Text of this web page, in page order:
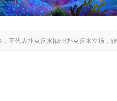
，不代表扑克反水|德州扑克反水立场，